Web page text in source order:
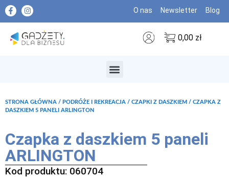
O nas Newsletter Blog
0,00 zł
STRONA GŁÓWNA / PODRÓŻE I REKREACJA / CZAPKI Z DASZKIEM / CZAPKA Z
DASZKIEM 5 PANELI ARLINGTON
Czapka z daszkiem 5 paneli
ARLINGTON
Kod produktu: 060704